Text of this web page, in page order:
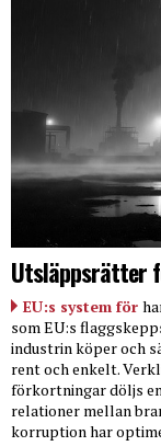
Utsläppsrätter
EU:s system för
som EU:s
industrin köper och
rent och enkelt.
förkortningar döljs
relationer mellan
korruption har